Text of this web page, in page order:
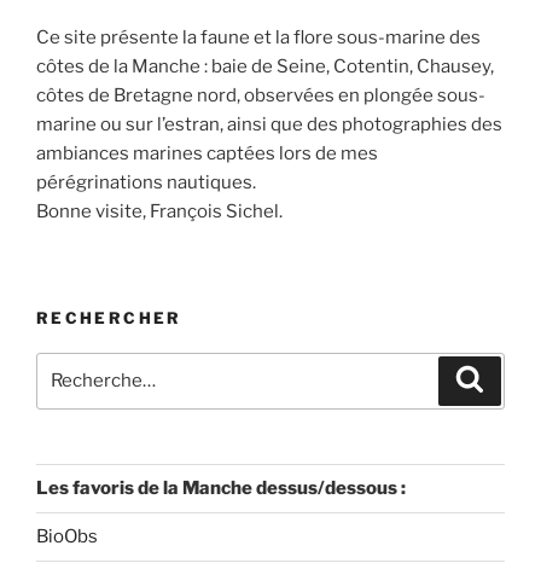
Ce site présente la faune et la flore sous-marine des
côtes de la Manche : baie de Seine, Cotentin, Chausey,
côtes de Bretagne nord, observées en plongée sous-
marine ou sur l’estran, ainsi que des photographies des
ambiances marines captées lors de mes
pérégrinations nautiques.
Bonne visite, François Sichel.
RECHERCHER
pour
Les favoris de la Manche dessus/dessous :
BioObs